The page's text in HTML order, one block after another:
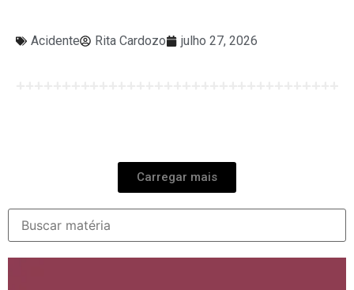
Acidente Rita Cardozo julho 27, 2026
Carregar mais